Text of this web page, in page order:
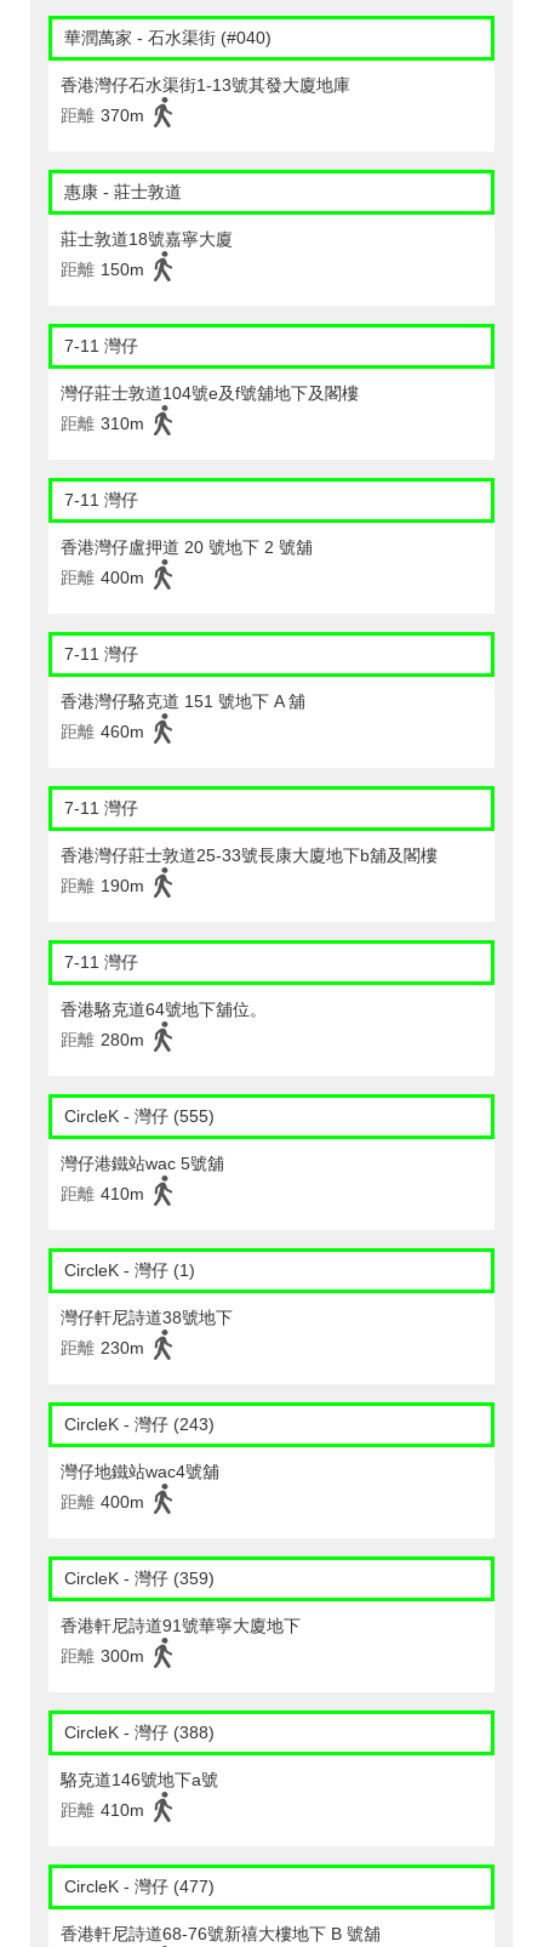
華潤萬家 - 石水渠街 (#040)
香港灣仔石水渠街1-13號其發大廈地庫
距離 370m
惠康 - 莊士敦道
莊士敦道18號嘉寧大廈
距離 150m
7-11 灣仔
灣仔莊士敦道104號e及f號舖地下及閣樓
距離 310m
7-11 灣仔
香港灣仔盧押道 20 號地下 2 號舖
距離 400m
7-11 灣仔
香港灣仔駱克道 151 號地下 A 舖
距離 460m
7-11 灣仔
香港灣仔莊士敦道25-33號長康大廈地下b舖及閣樓
距離 190m
7-11 灣仔
香港駱克道64號地下舖位。
距離 280m
CircleK - 灣仔 (555)
灣仔港鐵站wac 5號舖
距離 410m
CircleK - 灣仔 (1)
灣仔軒尼詩道38號地下
距離 230m
CircleK - 灣仔 (243)
灣仔地鐵站wac4號舖
距離 400m
CircleK - 灣仔 (359)
香港軒尼詩道91號華寧大廈地下
距離 300m
CircleK - 灣仔 (388)
駱克道146號地下a號
距離 410m
CircleK - 灣仔 (477)
香港軒尼詩道68-76號新禧大樓地下 B 號舖